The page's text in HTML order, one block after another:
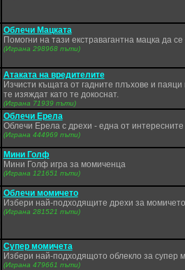
Облечи Мацката
Помогни на тази екстравагантна мацка да се
(Играна 298968 пъти)
Атаката на вредителите
Изчисти къщата от гадните плъхове и
те изяждат като те докоснат.
(Играна 71939 пъти)
Облечи Ерела
Облечи Ерела с дрехи - една от интересните
(Играна 444969 пъти)
Мини Голф
Мини Голф игра за момиченца
(Играна 121651 пъти)
Облечи момичето
Избери най-подходящите дрехи за момичето
(Играна 281521 пъти)
Супер момичета
Избери най-подходящото облекло за супер
(Играна 479661 пъти)